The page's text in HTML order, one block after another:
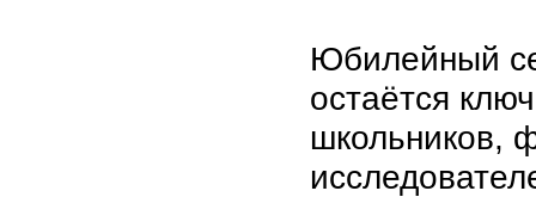
Юбилейный
остаётся
школьников,